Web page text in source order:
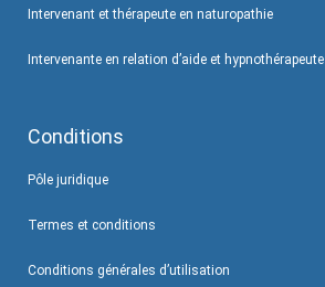
Intervenant et thérapeute en naturopathie
Intervenante en relation d’aide et hypnothérapeute
Conditions
Pôle juridique
Termes et conditions
Conditions générales d’utilisation